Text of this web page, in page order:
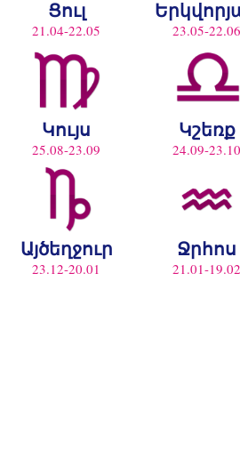
Ցուլ
21.04-22.05 23.05-22.06
Կույս
25.08-23.09
Կշեռք
24.09-23.10
Այծեղջուր
23.12-20.01
Ջրհոս
21.01-19.02